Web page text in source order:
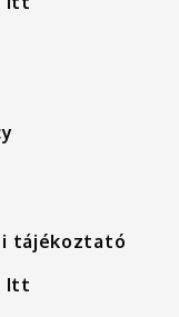
tájékoztató
Itt